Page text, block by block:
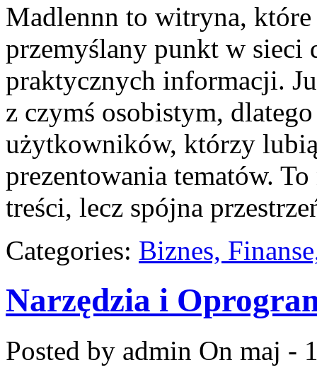
Madlennn to witryna,
przemyślany punkt w sieci
praktycznych informacji.
z czymś osobistym,
użytkowników, którzy
prezentowania tematów.
treści, lecz spójna
Categories: Biznes,
Narzędzia i
Posted by admin On maj -